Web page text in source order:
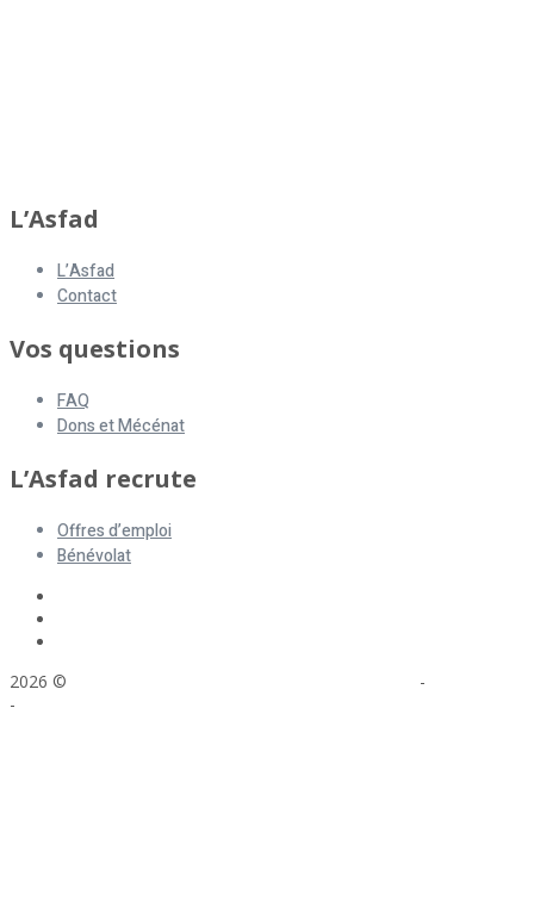
L’Asfad
L’Asfad
Contact
Vos questions
FAQ
Dons et Mécénat
L’Asfad recrute
Offres d’emploi
Bénévolat
2026 © -
-